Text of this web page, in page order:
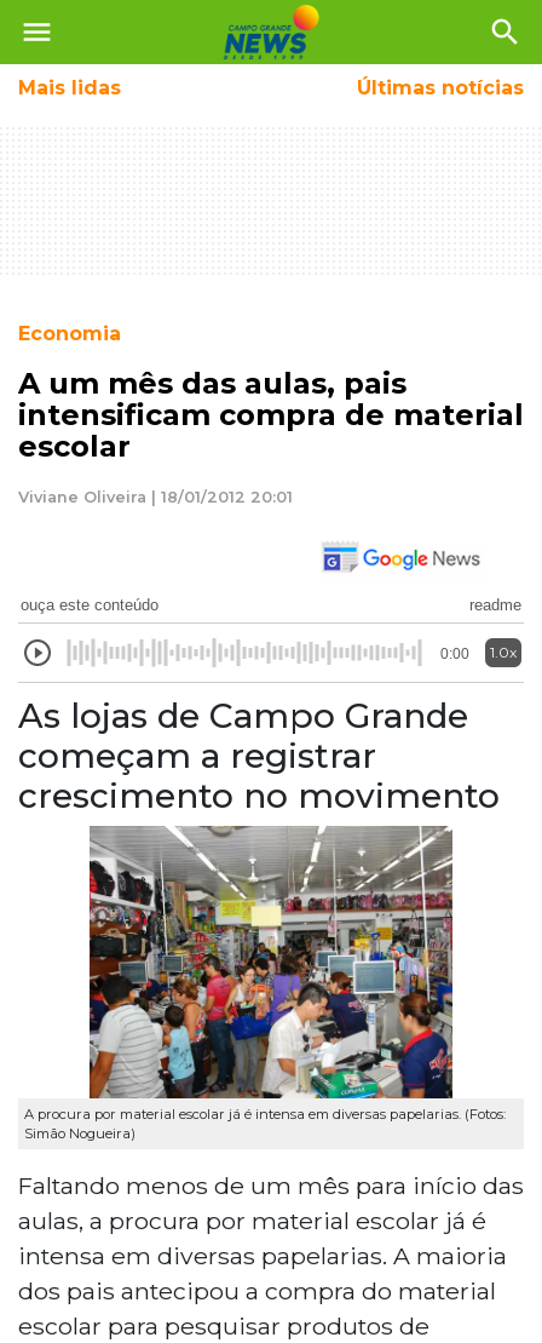
menu search
Mais lidas Últimas notícias
Economia
A um mês das aulas, pais
intensificam compra de material
escolar
Viviane Oliveira | 18/01/2012 20:01
ouça este conteúdo readme
0:00 1.0x
As lojas de Campo Grande
começam a registrar
crescimento no movimento
A procura por material escolar já é intensa em diversas papelarias. (Fotos:
Simão Nogueira)
Faltando menos de um mês para início das
aulas, a procura por material escolar já é
intensa em diversas papelarias. A maioria
dos pais antecipou a compra do material
escolar para pesquisar produtos de